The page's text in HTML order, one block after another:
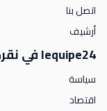
اتصل بنا
أرشيف
lequipe24 في نقرة واحدة
سياسة
اقتصاد